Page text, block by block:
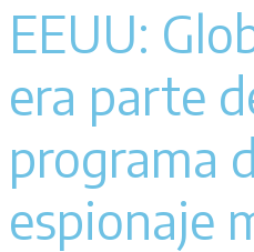
EEUU:
era parte
programa
espionaje